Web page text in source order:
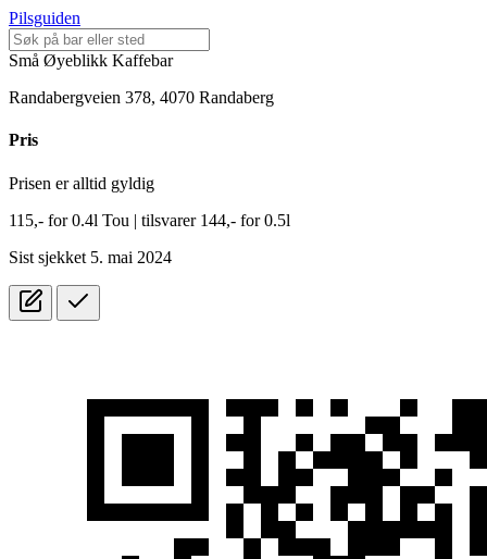
Pilsguiden
Små Øyeblikk Kaffebar
Randabergveien 378, 4070 Randaberg
Pris
Prisen er alltid gyldig
115,- for0.4l Tou | tilsvarer 144,- for 0.5l
Sist sjekket 5. mai 2024